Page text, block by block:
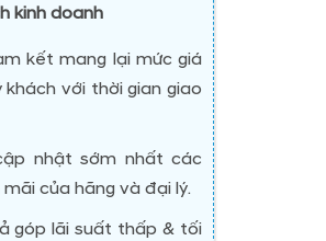
kinh doanh
kết mang lại mức giá
với thời gian giao
nhật sớm nhất các
của hãng và đại lý.
góp lãi suất thấp & tối